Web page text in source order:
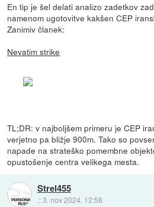
En tip je šel delati analizo zadetkov
namenom ugotovitve kakšen CEP
Zanimiv članek:
Nevatim strike
TL;DR: v najboljšem primeru je CEP
verjetno pa bližje 900m. Tako so
napade na strateško pomembne
opustošenje centra velikega mesta.
Strel455
::3. nov 2024, 12:58